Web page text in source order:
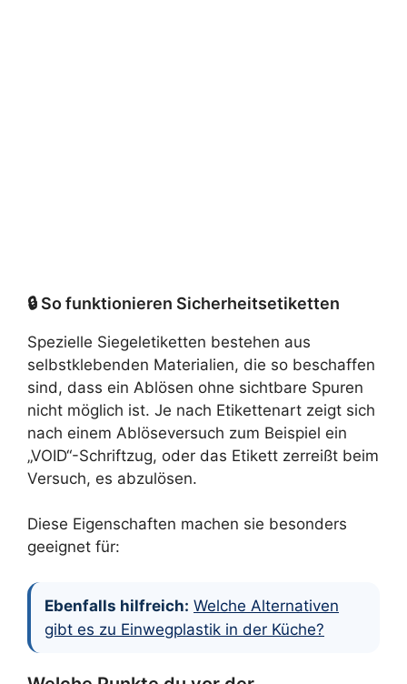
🔒 So funktionieren Sicherheitsetiketten
Spezielle Siegeletiketten bestehen aus
selbstklebenden Materialien, die so beschaffen
sind, dass ein Ablösen ohne sichtbare Spuren
nicht möglich ist. Je nach Etikettenart zeigt sich
nach einem Ablöseversuch zum Beispiel ein
„VOID“-Schriftzug, oder das Etikett zerreißt beim
Versuch, es abzulösen.
Diese Eigenschaften machen sie besonders
geeignet für:
Ebenfalls hilfreich: Welche Alternativen
gibt es zu Einwegplastik in der Küche?